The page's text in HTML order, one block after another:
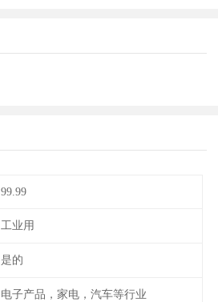
99.99
工业用
是的
电子产品，家电，汽车等行业